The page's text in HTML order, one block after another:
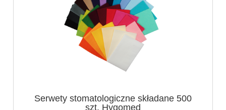
Serwety stomatologiczne składane 500
szt. Hygomed